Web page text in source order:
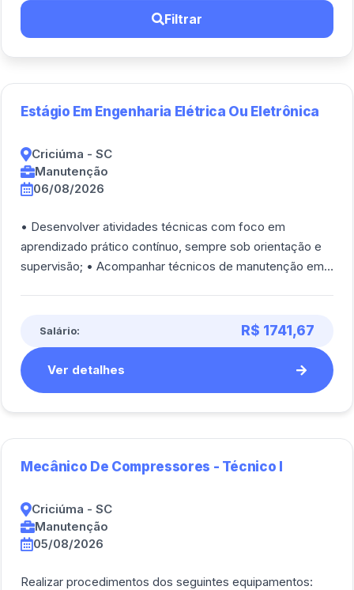
Filtrar
Estágio Em Engenharia Elétrica Ou Eletrônica
Criciúma - SC
Manutenção
06/08/2026
• Desenvolver atividades técnicas com foco em
aprendizado prático contínuo, sempre sob orientação e
supervisão; • Acompanhar técnicos de manutenção em
Salário: R$ 1741,67
Ver detalhes
Mecânico De Compressores - Técnico I
Criciúma - SC
Manutenção
05/08/2026
Realizar procedimentos dos seguintes equipamentos: